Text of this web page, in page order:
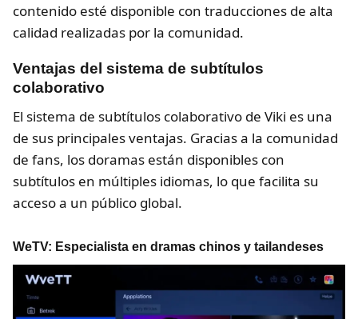
contenido esté disponible con traducciones de alta
calidad realizadas por la comunidad.
Ventajas del sistema de subtítulos
colaborativo
El sistema de subtítulos colaborativo de Viki es una
de sus principales ventajas. Gracias a la comunidad
de fans, los doramas están disponibles con
subtítulos en múltiples idiomas, lo que facilita su
acceso a un público global.
WeTV: Especialista en dramas chinos y tailandeses